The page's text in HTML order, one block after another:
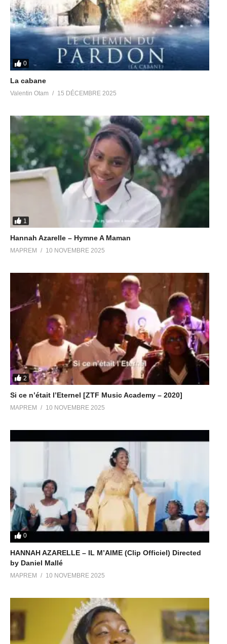
0
La cabane
Valentin Otam 15 DÉCEMBRE 2025
1
Hannah Azarelle – Hymne A Maman
MAPREM 10 NOVEMBRE 2025
2
Si ce n’était l’Eternel [ZTF Music Academy – 2020]
MAPREM 10 NOVEMBRE 2025
0
HANNAH AZARELLE – IL M’AIME (Clip Officiel) Directed
by Daniel Mallé
MAPREM 10 NOVEMBRE 2025